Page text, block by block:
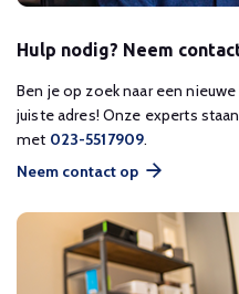
Hulp nodig? Neem
Ben je op zoek naar een
juiste adres! Onze experts
met 023-5517909.
Neem contact op